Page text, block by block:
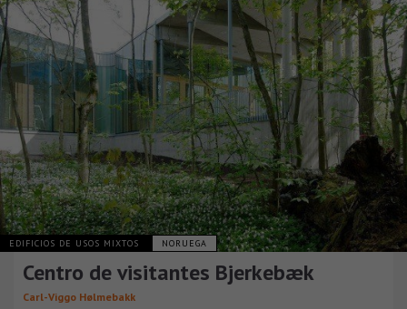
EDIFICIOS DE USOS MIXTOS NORUEGA
Centro de visitantes Bjerkebæk
Carl-Viggo Hølmebakk